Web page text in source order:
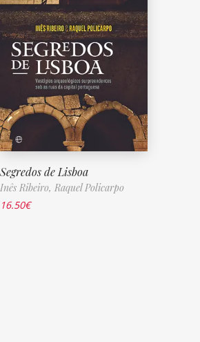
Segredos de Lisboa
Inês Ribeiro, Raquel Policarpo
16.50€